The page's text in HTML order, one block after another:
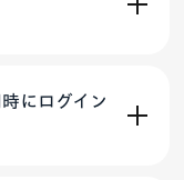
にログイン